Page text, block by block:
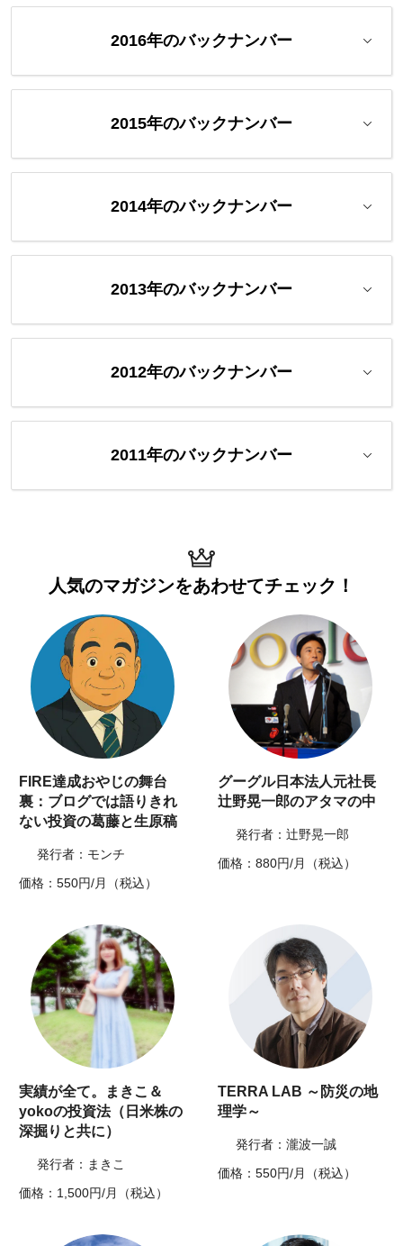
2016年のバックナンバー
2015年のバックナンバー
2014年のバックナンバー
2013年のバックナンバー
2012年のバックナンバー
2011年のバックナンバー
人気のマガジンをあわせてチェック！
FIRE達成おやじの舞台
裏：ブログでは語りきれ
ない投資の葛藤と生原稿
発行者：モンチ
価格：550円/月（税込）
グーグル日本法人元社長
辻野晃一郎のアタマの中
発行者：辻野晃一郎
価格：880円/月（税込）
実績が全て。まきこ＆
yokoの投資法（日米株の
深掘りと共に）
発行者：まきこ
価格：1,500円/月（税込）
TERRA LAB ～防災の地
理学～
発行者：瀧波一誠
価格：550円/月（税込）